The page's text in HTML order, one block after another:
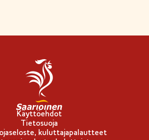
Käyttöehdot
Tietosuoja
kuluttajapalautteet